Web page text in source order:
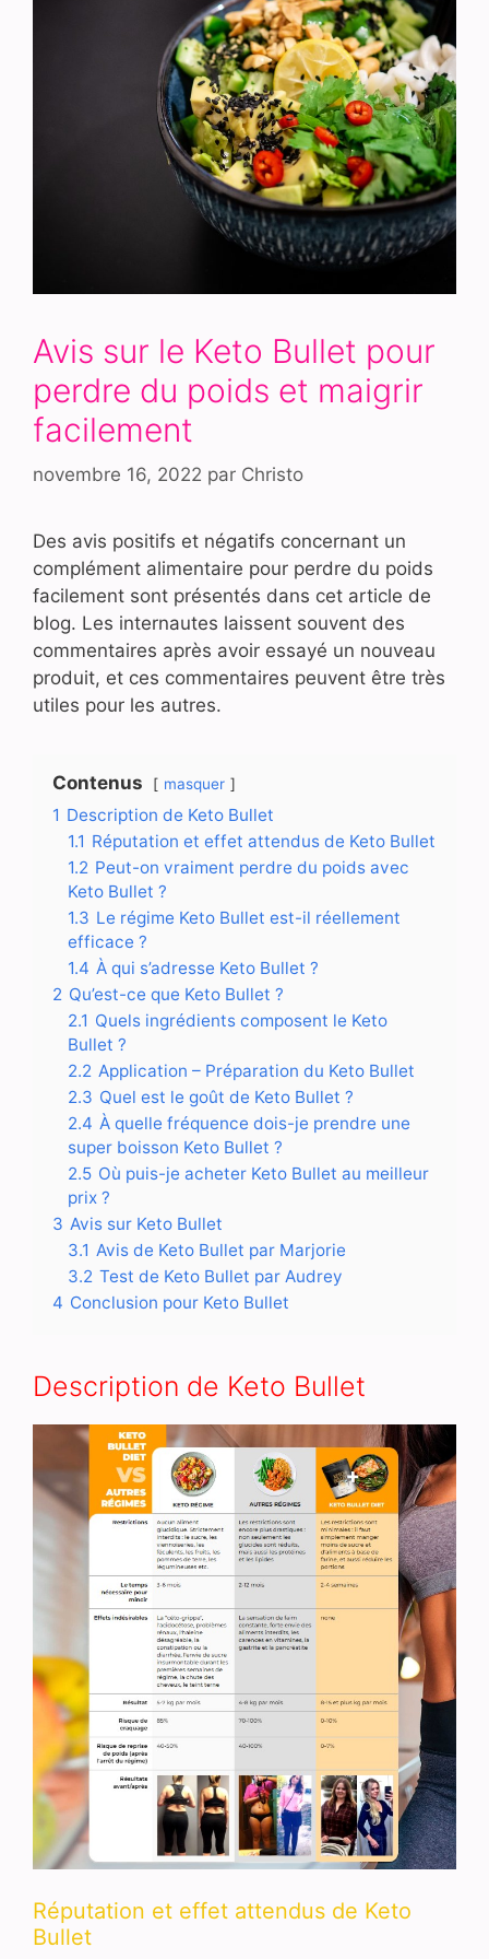
Avis sur le Keto Bullet pour
perdre du poids et maigrir
facilement
novembre 16, 2022 par Christo
Des avis positifs et négatifs concernant un
complément alimentaire pour perdre du poids
facilement sont présentés dans cet article de
blog. Les internautes laissent souvent des
commentaires après avoir essayé un nouveau
produit, et ces commentaires peuvent être très
utiles pour les autres.
Contenus masquer
1 Description de Keto Bullet
1.1 Réputation et effet attendus de Keto Bullet
1.2 Peut-on vraiment perdre du poids avec
Keto Bullet ?
1.3 Le régime Keto Bullet est-il réellement
efficace ?
1.4 À qui s’adresse Keto Bullet ?
2 Qu’est-ce que Keto Bullet ?
2.1 Quels ingrédients composent le Keto
Bullet ?
2.2 Application – Préparation du Keto Bullet
2.3 Quel est le goût de Keto Bullet ?
2.4 À quelle fréquence dois-je prendre une
super boisson Keto Bullet ?
2.5 Où puis-je acheter Keto Bullet au meilleur
prix ?
3 Avis sur Keto Bullet
3.1 Avis de Keto Bullet par Marjorie
3.2 Test de Keto Bullet par Audrey
4 Conclusion pour Keto Bullet
Description de Keto Bullet
Réputation et effet attendus de Keto
Bullet